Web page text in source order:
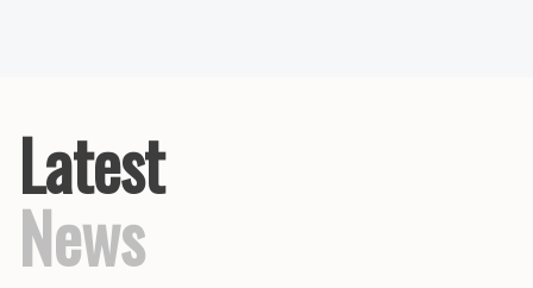
Latest
News